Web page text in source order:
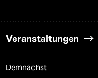
Veranstaltungen
Demnächst